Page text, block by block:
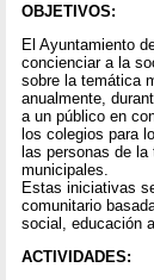
OBJETIVOS:
El Ayuntamiento
concienciar a la
sobre la temática
anualmente,
a un público en
los colegios para
las personas de
municipales.
Estas iniciativas
comunitario
social, educación
ACTIVIDADES: